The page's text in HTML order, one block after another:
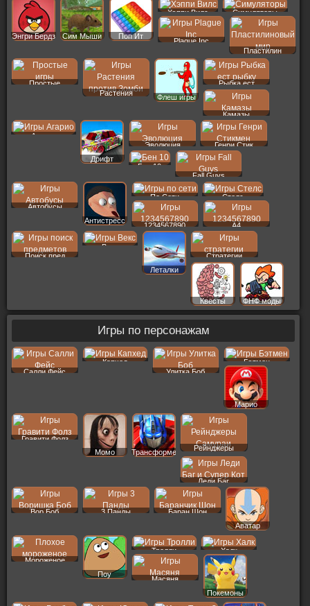
Энгри Бердз Сим Мыши Поп Ит
Хэппи Вилс Симуляторы
Plague Inc
Пластилин
Простые
Растения
Флеш игры
Рыбка ест
Камазы
Агарио
Дрифт
Эволюция Генри Стик
Бен 10
Fall Guys
Автобусы
Антистресс
По Сети Стелс
1234567890 A4
Поиск пред
Векс
Леталки
Стратегии
Квесты ФНФ моды
Игры по персонажам
Салли Фейс
Капхед
Улитка Боб
Бэтмен
Марио
Гравити Фолз
Момо
Трансформеры
Рейнджеры
Леди Баг
Вор Боб 3 Панды
Баран Шон
Аватар
Мороженое
Поу
Тролли Халк
Масяня
Покемоны